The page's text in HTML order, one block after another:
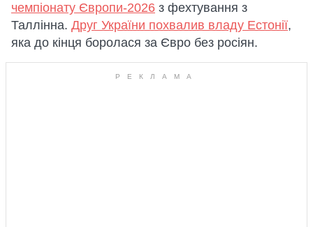
чемпіонату Європи-2026 з фехтування з
Таллінна. Друг України похвалив владу Естонії,
яка до кінця боролася за Євро без росіян.